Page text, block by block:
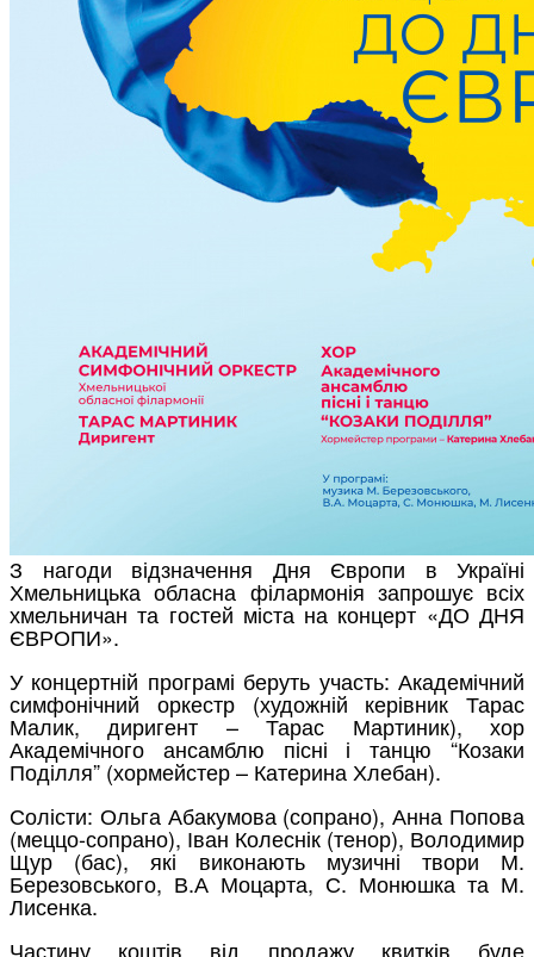
З нагоди відзначення Дня Європи в Україні
Хмельницька обласна філармонія запрошує всіх
хмельничан та гостей міста на концерт «ДО ДНЯ
ЄВРОПИ».
У концертній програмі беруть участь: Академічний
симфонічний оркестр (художній керівник Тарас
Малик, диригент – Тарас Мартиник), хор
Академічного ансамблю пісні і танцю “Козаки
Поділля” (хормейстер – Катерина Хлебан).
Солісти: Ольга Абакумова (сопрано), Анна Попова
(меццо-сопрано), Іван Колеснік (тенор), Володимир
Щур (бас), які виконають музичні твори М.
Березовського, В.А Моцарта, С. Монюшка та М.
Лисенка.
Частину коштів від продажу квитків буде